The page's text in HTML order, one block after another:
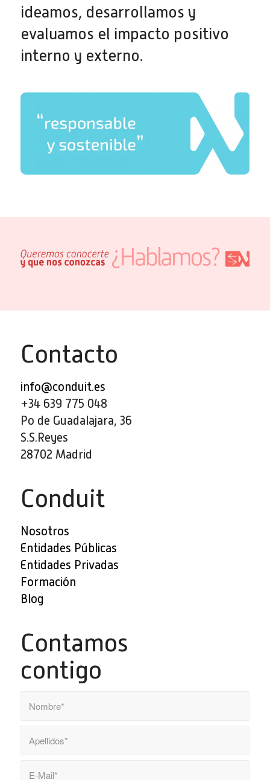
ideamos, desarrollamos y
evaluamos el impacto positivo
interno y externo.
Contacto
info@conduit.es
+34 639 775 048
Po de Guadalajara, 36
S.S.Reyes
28702 Madrid
Conduit
Nosotros
Entidades Públicas
Entidades Privadas
Formación
Blog
Contamos
contigo